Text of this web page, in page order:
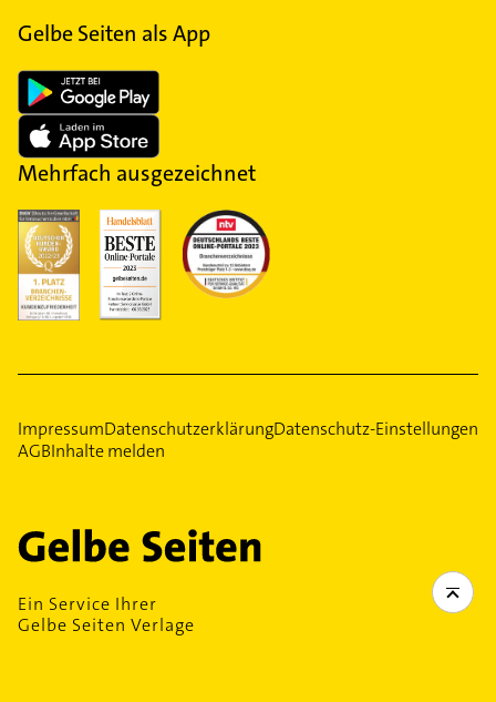
Gelbe Seiten als App
Mehrfach ausgezeichnet
ImpressumDatenschutzerklärungDatenschutz-Einstellungen
AGBInhalte melden
Ein Service Ihrer
Gelbe Seiten Verlage